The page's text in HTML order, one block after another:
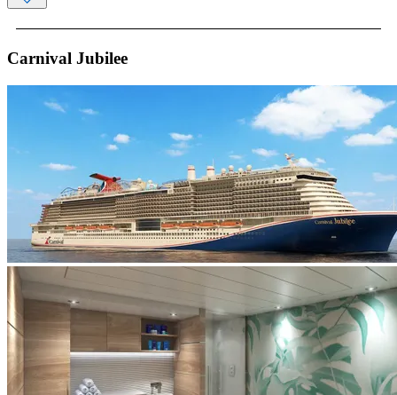
Carnival Jubilee